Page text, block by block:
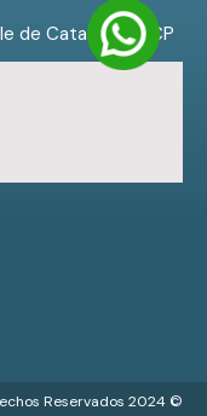
de Catamarca (CP
Reservados 2024 ©